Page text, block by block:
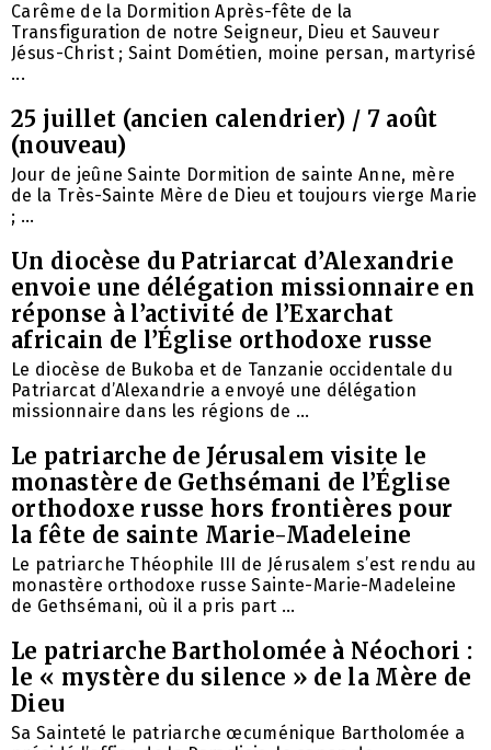
Carême de la Dormition Après-fête de la
Transfiguration de notre Seigneur, Dieu et Sauveur
Jésus-Christ ; Saint Dométien, moine persan, martyrisé
...
25 juillet (ancien calendrier) / 7 août
(nouveau)
Jour de jeûne Sainte Dormition de sainte Anne, mère
de la Très-Sainte Mère de Dieu et toujours vierge Marie
; ...
Un diocèse du Patriarcat d’Alexandrie
envoie une délégation missionnaire en
réponse à l’activité de l’Exarchat
africain de l’Église orthodoxe russe
Le diocèse de Bukoba et de Tanzanie occidentale du
Patriarcat d’Alexandrie a envoyé une délégation
missionnaire dans les régions de ...
Le patriarche de Jérusalem visite le
monastère de Gethsémani de l’Église
orthodoxe russe hors frontières pour
la fête de sainte Marie-Madeleine
Le patriarche Théophile III de Jérusalem s’est rendu au
monastère orthodoxe russe Sainte-Marie-Madeleine
de Gethsémani, où il a pris part ...
Le patriarche Bartholomée à Néochori :
le « mystère du silence » de la Mère de
Dieu
Sa Sainteté le patriarche œcuménique Bartholomée a